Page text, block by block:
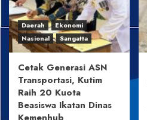
Daerah
Ekonomi
Nasional
Sangatta
Cetak Generasi ASN
Transportasi, Kutim
Raih 20 Kuota
Beasiswa Ikatan Dinas